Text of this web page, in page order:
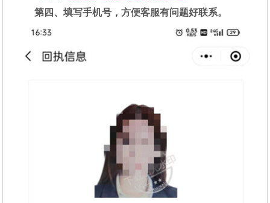
第四、填写手机号，方便客服有问题好联系。